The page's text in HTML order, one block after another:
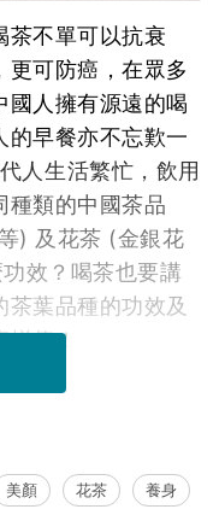
茶不單可以抗衰
可防癌，在眾多
國人擁有源遠的喝
的早餐亦不忘歎一
人生活繁忙，飲用
種類的中國茶品
) 及花茶 (金銀花
效？喝茶也要講
葉品種的功效及
值！
美顏 花茶 養身